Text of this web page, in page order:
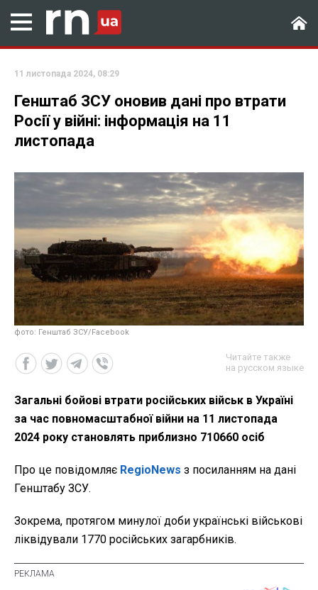
11 листопада 2024, 08:29
Генштаб ЗСУ оновив дані про втрати
Росії у війні: інформація на 11
листопада
фото: Генштаб ЗСУ/Facebook
Читайте также
на русском языке
Загальні бойові втрати російських військ в Україні
за час повномасштабної війни на 11 листопада
2024 року становлять приблизно 710660 осіб
Про це повідомляє RegioNews з посиланням на дані
Генштабу ЗСУ.
Зокрема, протягом минулої доби українські військові
ліквідували 1770 російських загарбників.